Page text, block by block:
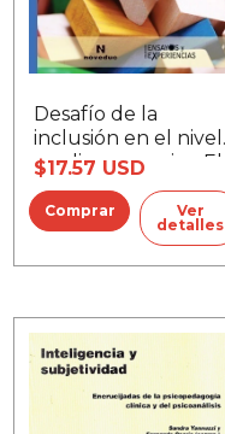
Desafío de la
inclusión en el nivel
medio y superior, El
$17.57 USD
Ver
detalles